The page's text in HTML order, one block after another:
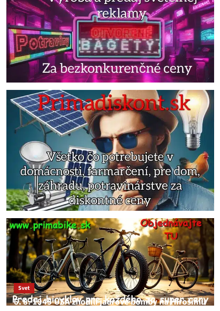
Svet
6. 8. 1945 USA zhodili jadrové bomby na Hirošimu